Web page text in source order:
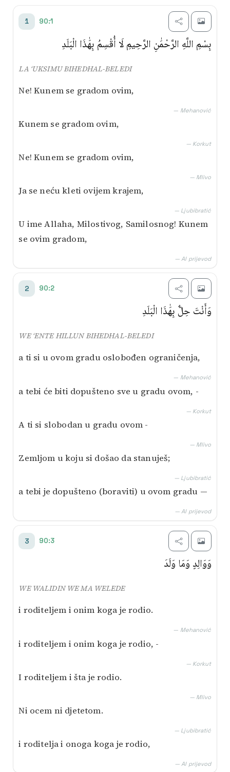
Besim Korkut
Mustafa Mlivo
AI prijevod
1 90:1
بِسْمِ اللَّهِ الرَّحْمَٰنِ الرَّحِيمِ لَا أُقْسِمُ بِهَٰذَا الْبَلَدِ
LA ‘UKSIMU BIHEDHAL-BELEDI
Ne! Kunem se gradom ovim,
— Mehanović
Kunem se gradom ovim,
— Korkut
Ne! Kunem se gradom ovim,
— Mlivo
Ja se neću kleti ovijem krajem,
— Ljubibratić
U ime Allaha, Milostivog, Samilosnog! Kunem
se ovim gradom,
— AI prijevod
2 90:2
وَأَنْتَ حِلٌّ بِهَٰذَا الْبَلَدِ
WE ‘ENTE HILLUN BIHEDHAL-BELEDI
a ti si u ovom gradu oslobođen ograničenja,
— Mehanović
a tebi će biti dopušteno sve u gradu ovom, -
— Korkut
A ti si slobodan u gradu ovom -
— Mlivo
Zemljom u koju si došao da stanuješ;
— Ljubibratić
a tebi je dopušteno (boraviti) u ovom gradu —
— AI prijevod
3 90:3
وَوَالِدٍ وَمَا وَلَدَ
WE WALIDIN WE MA WELEDE
i roditeljem i onim koga je rodio.
— Mehanović
i roditeljem i onim koga je rodio, -
— Korkut
I roditeljem i šta je rodio.
— Mlivo
Ni ocem ni djetetom.
— Ljubibratić
i roditelja i onoga koga je rodio,
— AI prijevod